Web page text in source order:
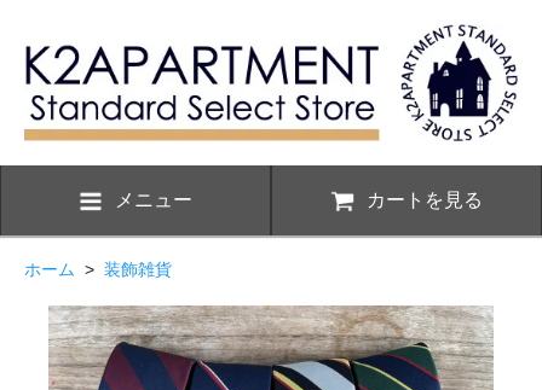
メニュー カートを見る
ホーム > 装飾雑貨